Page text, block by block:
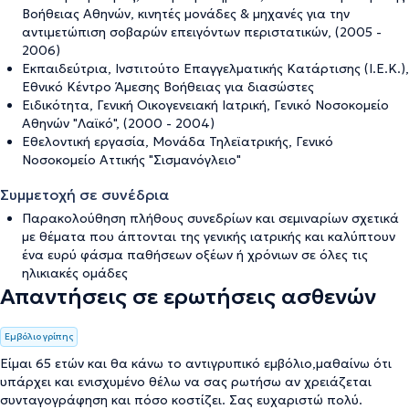
Βοήθειας Αθηνών, κινητές μονάδες & μηχανές για την
αντιμετώπιση σοβαρών επειγόντων περιστατικών, (2005 -
2006)
Εκπαιδεύτρια, Ινστιτούτο Επαγγελματικής Κατάρτισης (Ι.Ε.Κ.),
Εθνικό Κέντρο Άμεσης Βοήθειας για διασώστες
Ειδικότητα, Γενική Οικογενειακή Ιατρική, Γενικό Νοσοκομείο
Αθηνών "Λαϊκό", (2000 - 2004)
Εθελοντική εργασία, Μονάδα Τηλεϊατρικής, Γενικό
Νοσοκομείο Αττικής "Σισμανόγλειο"
Συμμετοχή σε συνέδρια
Παρακολούθηση πλήθους συνεδρίων και σεμιναρίων σχετικά
με θέματα που άπτονται της γενικής ιατρικής και καλύπτουν
ένα ευρύ φάσμα παθήσεων οξέων ή χρόνιων σε όλες τις
ηλικιακές ομάδες
Απαντήσεις σε ερωτήσεις ασθενών
Εμβόλιο γρίπης
Είμαι 65 ετών και θα κάνω το αντιγρυπικό εμβόλιο,μαθαίνω ότι
υπάρχει και ενισχυμένο θέλω να σας ρωτήσω αν χρειάζεται
συνταγογράφηση και πόσο κοστίζει. Σας ευχαριστώ πολύ.